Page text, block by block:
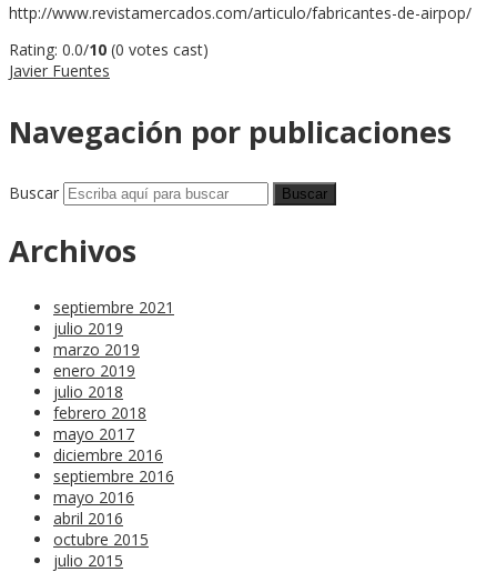
http://www.revistamercados.com/articulo/fabricantes-de-airpop/
Rating: 0.0/10 (0 votes cast)
Javier Fuentes
Navegación por publicaciones
Buscar
Archivos
septiembre 2021
julio 2019
marzo 2019
enero 2019
julio 2018
febrero 2018
mayo 2017
diciembre 2016
septiembre 2016
mayo 2016
abril 2016
octubre 2015
julio 2015